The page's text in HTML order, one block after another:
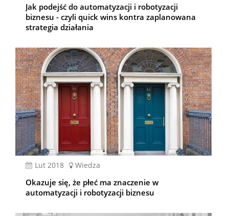
Jak podejść do automatyzacji i robotyzacji
biznesu - czyli quick wins kontra zaplanowana
strategia działania
lut 2018 Wiedza
Okazuje się, że płeć ma znaczenie w
automatyzacji i robotyzacji biznesu